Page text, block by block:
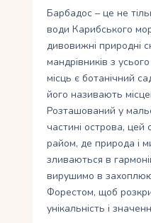
Барбадос – це не
води Карибського
дивовижні природні
мандрівників з
місць є ботанічний
його називають
Розташований у
частині острова, цей
райом, де природа і
зливаються в
вирушимо в
Форестом, щоб
унікальність і